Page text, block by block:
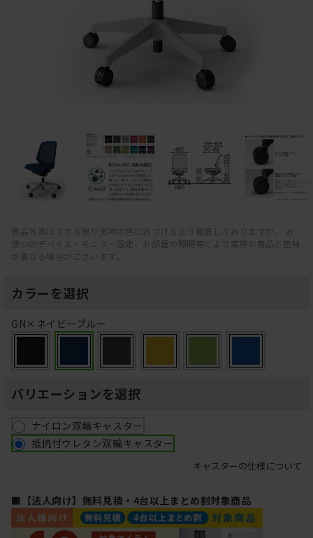
商品写真はできる限り実物の色に近づけるよう徹底しておりますが、 お
使いのデバイス・モニター設定、お部屋の照明等により実際の商品と色味
が異なる場合がございます。
カラーを選択
GN×ネイビーブルー
バリエーションを選択
ナイロン双輪キャスター
抵抗付ウレタン双輪キャスター
キャスターの仕様について
■【法人向け】無料見積・4台以上まとめ割対象商品